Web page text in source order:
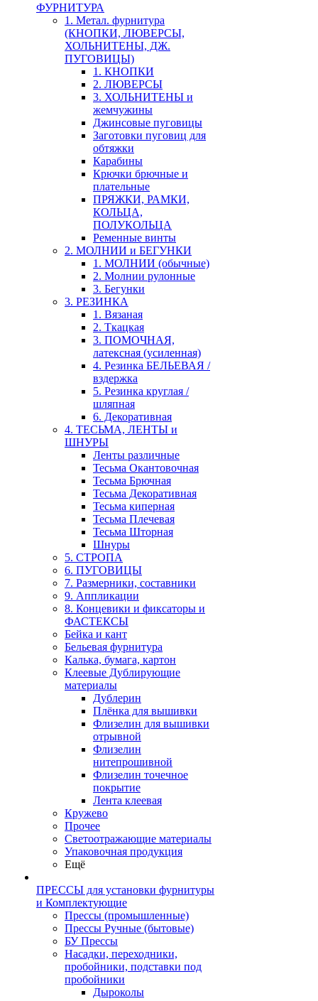
ФУРНИТУРА
1. Метал. фурнитура
(КНОПКИ, ЛЮВЕРСЫ,
ХОЛЬНИТЕНЫ, ДЖ.
ПУГОВИЦЫ)
1. КНОПКИ
2. ЛЮВЕРСЫ
3. ХОЛЬНИТЕНЫ и
жемчужины
Джинсовые пуговицы
Заготовки пуговиц для
обтяжки
Карабины
Крючки брючные и
плательные
ПРЯЖКИ, РАМКИ,
КОЛЬЦА,
ПОЛУКОЛЬЦА
Ременные винты
2. МОЛНИИ и БЕГУНКИ
1. МОЛНИИ (обычные)
2. Молнии рулонные
3. Бегунки
3. РЕЗИНКА
1. Вязаная
2. Ткацкая
3. ПОМОЧНАЯ,
латексная (усиленная)
4. Резинка БЕЛЬЕВАЯ /
вздержка
5. Резинка круглая /
шляпная
6. Декоративная
4. ТЕСЬМА, ЛЕНТЫ и
ШНУРЫ
Ленты различные
Тесьма Окантовочная
Тесьма Брючная
Тесьма Декоративная
Тесьма киперная
Тесьма Плечевая
Тесьма Шторная
Шнуры
5. СТРОПА
6. ПУГОВИЦЫ
7. Размерники, составники
9. Аппликации
8. Концевики и фиксаторы и
ФАСТЕКСЫ
Бейка и кант
Бельевая фурнитура
Калька, бумага, картон
Клеевые Дублирующие
материалы
Дублерин
Плёнка для вышивки
Флизелин для вышивки
отрывной
Флизелин
нитепрошивной
Флизелин точечное
покрытие
Лента клеевая
Кружево
Прочее
Светоотражающие материалы
Упаковочная продукция
Ещё
ПРЕССЫ для установки фурнитуры
и Комплектующие
Прессы (промышленные)
Прессы Ручные (бытовые)
БУ Прессы
Насадки, переходники,
пробойники, подставки под
пробойники
Дыроколы